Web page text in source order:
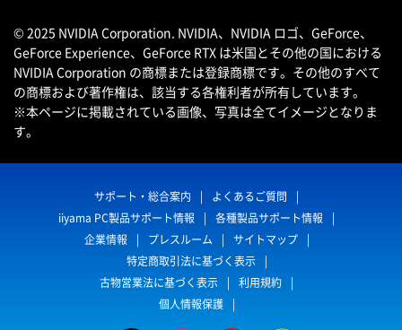
© 2025 NVIDIA Corporation. NVIDIA、NVIDIA ロゴ、GeForce、
GeForce Experience、GeForce RTX は米国とその他の国における
NVIDIA Corporation の商標または登録商標です。その他のすべて
の商標および著作権は、該当する各権利者が所有しています。
※本ページに掲載されている画像、写真は全てイメージとなりま
す。
サポート・総合案内
よくあるご質問
iiyama PC製品サポート情報
各種製品サポート情報
企業情報
プレスルーム
サイトマップ
特定商取引法に基づく表示
古物営業法に基づく表示
利用規約
個人情報保護